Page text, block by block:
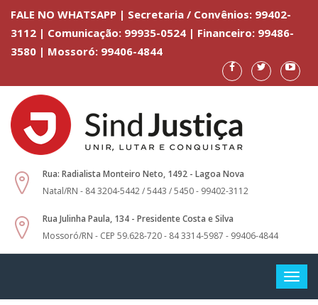
FALE NO WHATSAPP | Secretaria / Convênios: 99402-
3112 | Comunicação: 99935-0524 | Financeiro: 99486-
3580 | Mossoró: 99406-4844
Rua: Radialista Monteiro Neto, 1492 - Lagoa Nova
Natal/RN - 84 3204-5442 / 5443 / 5450 - 99402-3112
Rua Julinha Paula, 134 - Presidente Costa e Silva
Mossoró/RN - CEP 59.628-720 - 84 3314-5987 - 99406-4844